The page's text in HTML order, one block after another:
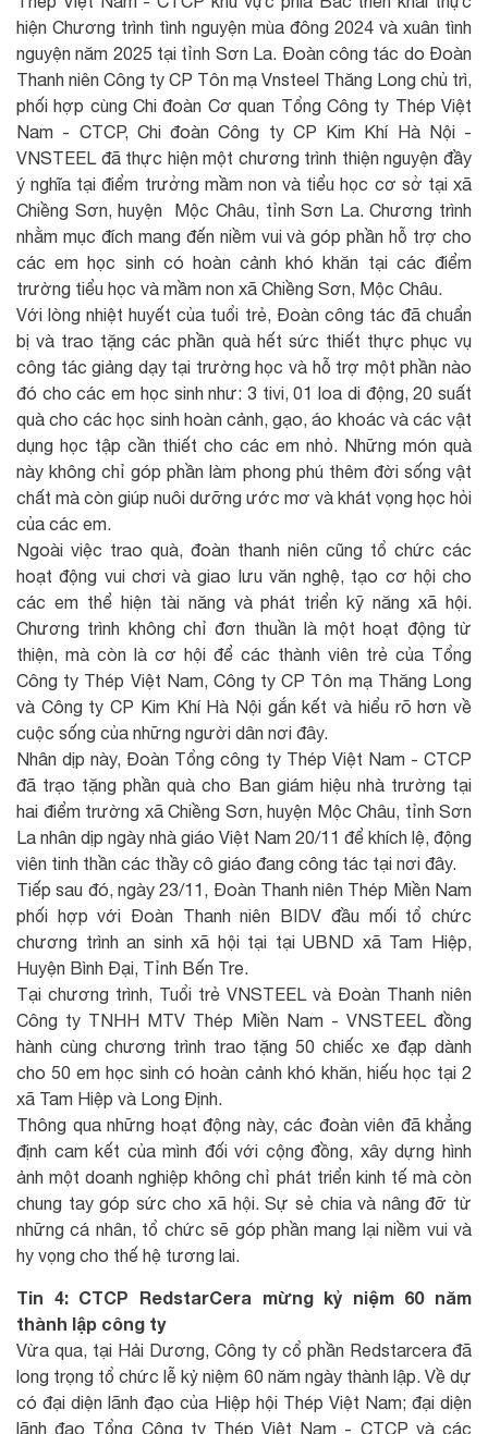
hiện Chương trình tình nguyện mùa đông 2024 và xuân tình
nguyện năm 2025 tại tỉnh Sơn La. Đoàn công tác do Đoàn
Thanh niên Công ty CP Tôn mạ Vnsteel Thăng Long chủ trì,
phối hợp cùng Chi đoàn Cơ quan Tổng Công ty Thép Việt
Nam - CTCP, Chi đoàn Công ty CP Kim Khí Hà Nội -
VNSTEEL đã thực hiện một chương trình thiện nguyện đầy
ý nghĩa tại điểm trưởng mầm non và tiểu học cơ sở tại xã
Chiềng Sơn, huyện Mộc Châu, tỉnh Sơn La. Chương trình
nhằm mục đích mang đến niềm vui và góp phần hỗ trợ cho
các em học sinh có hoàn cảnh khó khăn tại các điểm
trường tiểu học và mầm non xã Chiềng Sơn, Mộc Châu.
Với lòng nhiệt huyết của tuổi trẻ, Đoàn công tác đã chuẩn
bị và trao tặng các phần quà hết sức thiết thực phục vụ
công tác giảng dạy tại trường học và hỗ trợ một phần nào
đó cho các em học sinh như: 3 tivi, 01 loa di động, 20 suất
quà cho các học sinh hoàn cảnh, gạo, áo khoác và các vật
dụng học tập cần thiết cho các em nhỏ. Những món quà
này không chỉ góp phần làm phong phú thêm đời sống vật
chất mà còn giúp nuôi dưỡng ước mơ và khát vọng học hỏi
của các em.
Ngoài việc trao quà, đoàn thanh niên cũng tổ chức các
hoạt động vui chơi và giao lưu văn nghệ, tạo cơ hội cho
các em thể hiện tài năng và phát triển kỹ năng xã hội.
Chương trình không chỉ đơn thuần là một hoạt động từ
thiện, mà còn là cơ hội để các thành viên trẻ của Tổng
Công ty Thép Việt Nam, Công ty CP Tôn mạ Thăng Long
và Công ty CP Kim Khí Hà Nội gắn kết và hiểu rõ hơn về
cuộc sống của những người dân nơi đây.
Nhân dịp này, Đoàn Tổng công ty Thép Việt Nam - CTCP
đã trạo tặng phần quà cho Ban giám hiệu nhà trường tại
hai điểm trường xã Chiềng Sơn, huyện Mộc Châu, tỉnh Sơn
La nhân dịp ngày nhà giáo Việt Nam 20/11 để khích lệ, động
viên tinh thần các thầy cô giáo đang công tác tại nơi đây.
Tiếp sau đó, ngày 23/11, Đoàn Thanh niên Thép Miền Nam
phối hợp với Đoàn Thanh niên BIDV đầu mối tổ chức
chương trình an sinh xã hội tại tại UBND xã Tam Hiệp,
Huyện Bình Đại, Tỉnh Bến Tre.
Tại chương trình, Tuổi trẻ VNSTEEL và Đoàn Thanh niên
Công ty TNHH MTV Thép Miền Nam - VNSTEEL đồng
hành cùng chương trình trao tặng 50 chiếc xe đạp dành
cho 50 em học sinh có hoàn cảnh khó khăn, hiếu học tại 2
xã Tam Hiệp và Long Định.
Thông qua những hoạt động này, các đoàn viên đã khẳng
định cam kết của mình đối với cộng đồng, xây dựng hình
ảnh một doanh nghiệp không chỉ phát triển kinh tế mà còn
chung tay góp sức cho xã hội. Sự sẻ chia và nâng đỡ từ
những cá nhân, tổ chức sẽ góp phần mang lại niềm vui và
hy vọng cho thế hệ tương lai.
Tin 4: CTCP RedstarCera mừng kỷ niệm 60 năm
thành lập công ty
Vừa qua, tại Hải Dương, Công ty cổ phần Redstarcera đã
long trọng tổ chức lễ kỷ niệm 60 năm ngày thành lập. Về dự
có đại diện lãnh đạo của Hiệp hội Thép Việt Nam; đại diện
lãnh đạo Tổng Công ty Thép Việt Nam - CTCP và các